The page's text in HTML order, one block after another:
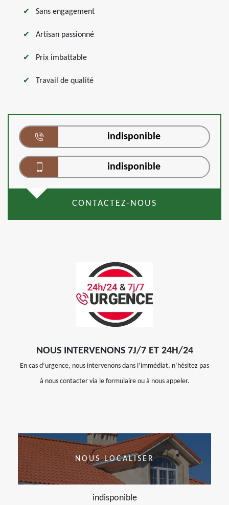
Sans engagement
Artisan passionné
Prix imbattable
Travail de qualité
indisponible
indisponible
CONTACTEZ-NOUS
NOUS INTERVENONS 7J/7 ET 24H/24
En cas d’urgence, nous intervenons dans l’immédiat, n’hésitez pas
à nous contacter via le formulaire ou à nous appeler.
NOUS LOCALISER
indisponible